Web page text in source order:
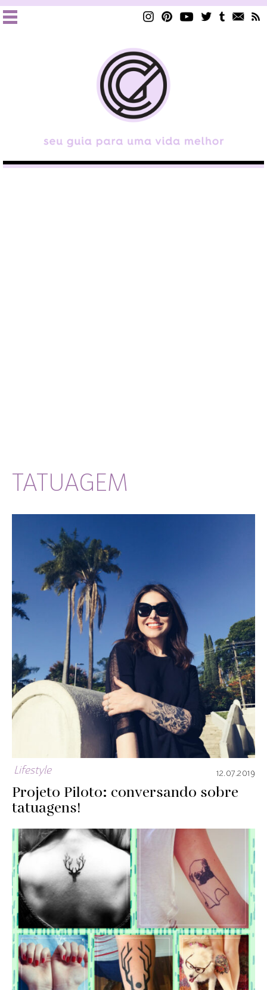
TATUAGEM
Lifestyle 12.07.2019
Projeto Piloto: conversando sobre
tatuagens!